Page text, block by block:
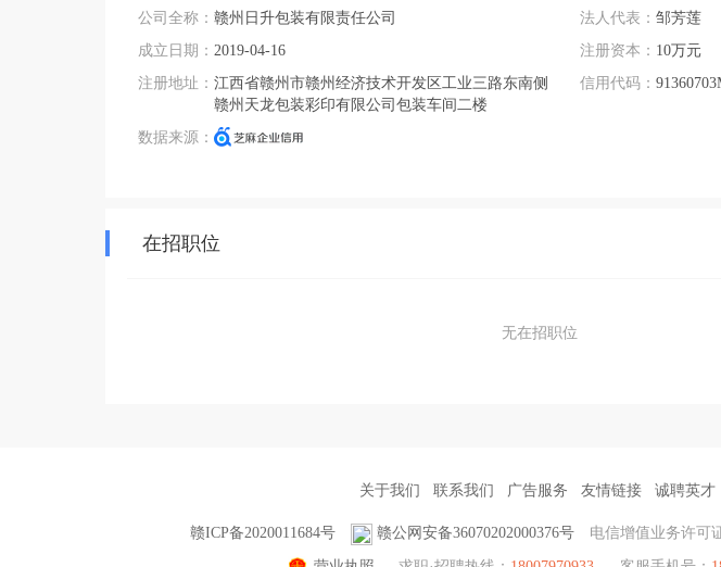
壮大。
公司全称： 赣州日升包装有限责任公司
成立日期： 2019-04-16
注册地址： 江西省赣州市赣州经济技术开发区工业三路东南侧
赣州天龙包装彩印有限公司包装车间二楼
数据来源：
法人代表： 邹芳莲
注册资本： 10万元
信用代码：
在招职位
无在招职位
关于我们 联系我们 广告服务 友情链接 诚聘英才
赣ICP备2020011684号 赣公网安备36070202000376号 电信增值业务许可